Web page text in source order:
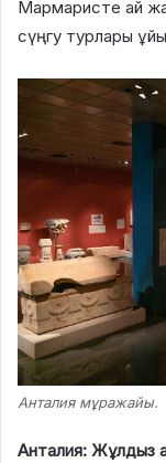
Мармаристе ай
сүңгу турлары
Анталия мұражайы.
Анталия: Жұлдыз